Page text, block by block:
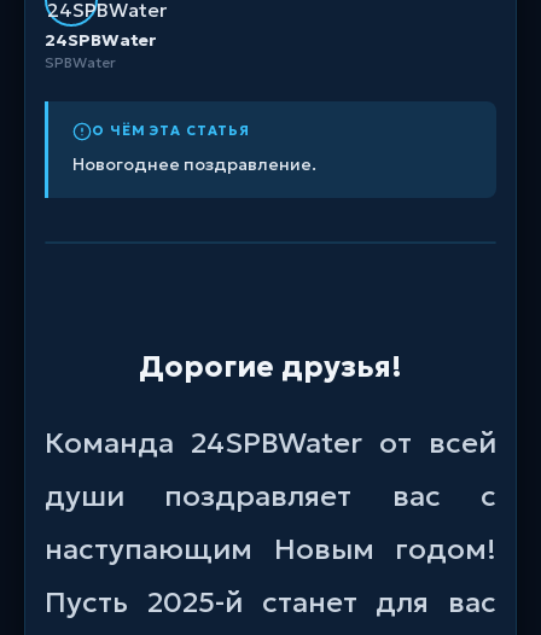
24SPBWater
SPBWater
О ЧЁМ ЭТА СТАТЬЯ
Новогоднее поздравление.
Дорогие друзья!
Команда 24SPBWater от всей
души поздравляет вас с
наступающим Новым годом!
Пусть 2025-й станет для вас